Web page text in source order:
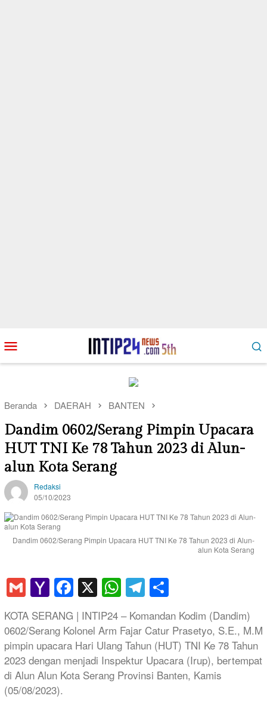
ke
kontenMobile
Beranda DAERAH BANTEN
Dandim 0602/Serang Pimpin Upacara
HUT TNI Ke 78 Tahun 2023 di Alun-
alun Kota Serang
Redaksi
05/10/2023
Dandim 0602/Serang Pimpin Upacara HUT TNI Ke 78 Tahun 2023 di Alun-
alun Kota Serang
GmailYahoo
Mail
Facebook
X WhatsApp
Telegram
KOTA SERANG | INTIP24 – Komandan Kodim (Dandim)
0602/Serang Kolonel Arm Fajar Catur Prasetyo, S.E., M.M
pimpin upacara Hari Ulang Tahun (HUT) TNI Ke 78 Tahun
2023 dengan menjadi Inspektur Upacara (Irup), bertempat
di Alun Alun Kota Serang Provinsi Banten, Kamis
(05/08/2023).